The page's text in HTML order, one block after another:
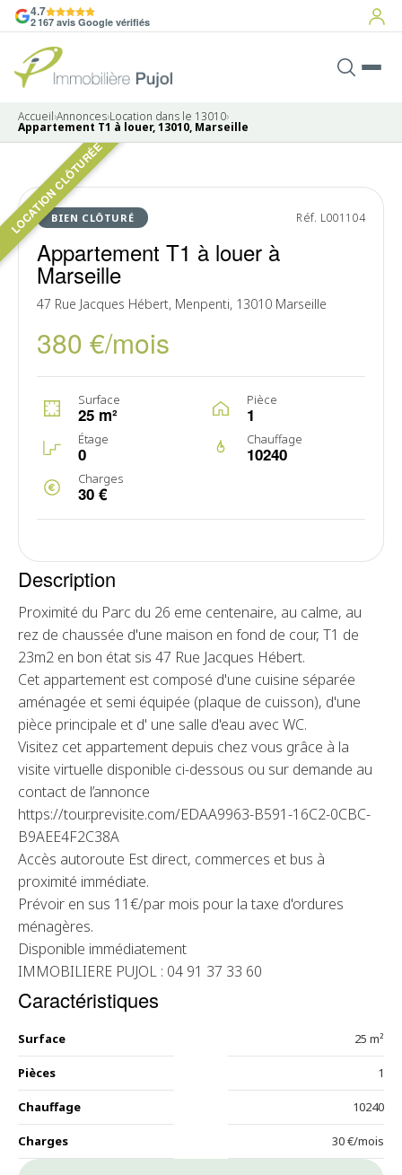
4.7
2 167 avis Google vérifiés
Accueil›Annonces›Location dans le 13010›
Appartement T1 à louer, 13010, Marseille
LOCATION CLÔTURÉE
BIEN CLÔTURÉ Réf. L001104
Appartement T1 à louer à
Marseille
47 Rue Jacques Hébert, Menpenti, 13010 Marseille
380 €/mois
Surface
25 m²
Pièce
1
Étage
0
Chauffage
10240
Charges
30 €
LOUÉ
5 photos
Description
Proximité du Parc du 26 eme centenaire, au calme, au
rez de chaussée d'une maison en fond de cour, T1 de
23m2 en bon état sis 47 Rue Jacques Hébert.
Cet appartement est composé d'une cuisine séparée
aménagée et semi équipée (plaque de cuisson), d'une
pièce principale et d' une salle d'eau avec WC.
Visitez cet appartement depuis chez vous grâce à la
visite virtuelle disponible ci-dessous ou sur demande au
contact de l’annonce
https://tour.previsite.com/EDAA9963-B591-16C2-0CBC-
B9AEE4F2C38A
Accès autoroute Est direct, commerces et bus à
proximité immédiate.
Prévoir en sus 11€/par mois pour la taxe d'ordures
ménagères.
Disponible immédiatement
IMMOBILIERE PUJOL : 04 91 37 33 60
Caractéristiques
Surface 25 m²
Pièces 1
Chauffage 10240
Charges 30 €/mois